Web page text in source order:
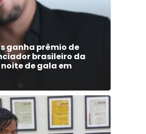
ganha prêmio de
brasileiro da
de gala em